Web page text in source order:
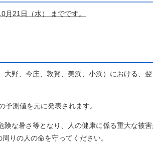
21日（水） までです。
野、今庄、敦賀、美浜、小浜）における、
予測値を元に発表されます。
険な暑さ等となり、人の健康に係る重大な被
りの人の命を守ってください。